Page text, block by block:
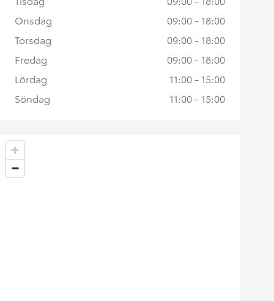
Onsdag
09:00 - 18:00
Torsdag
09:00 - 18:00
Fredag
09:00 - 18:00
Lördag
11:00 - 15:00
Söndag
11:00 - 15:00